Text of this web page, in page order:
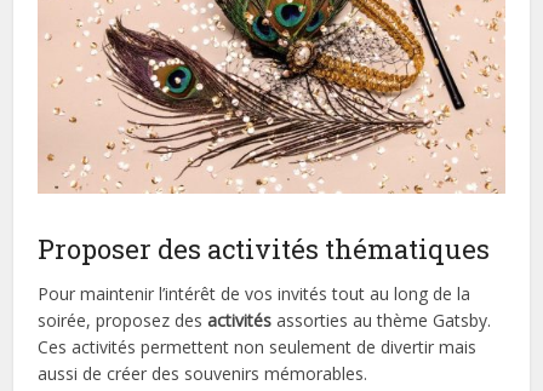
Proposer des activités thématiques
Pour maintenir l’intérêt de vos invités tout au long de la
soirée, proposez desactivités assorties au thème Gatsby.
Ces activités permettent non seulement de divertir mais
aussi de créer des souvenirs mémorables.